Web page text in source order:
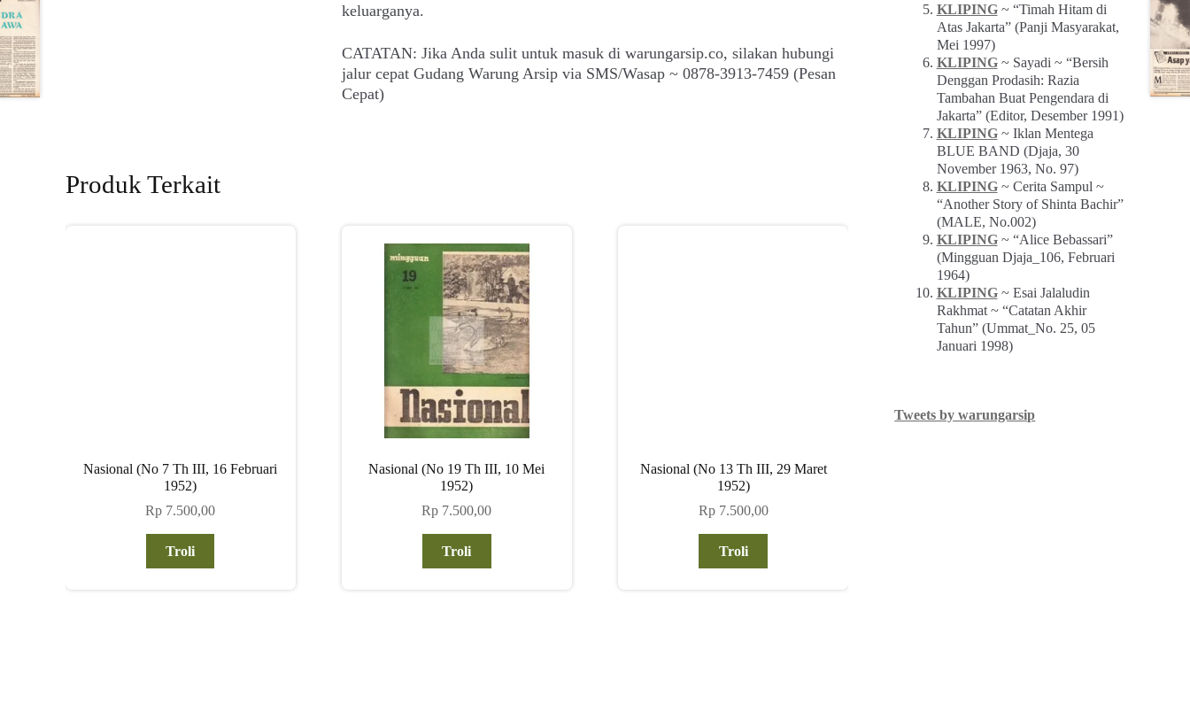
keluarganya.
CATATAN: Jika Anda sulit untuk masuk di warungarsip.co, silakan hubungi
jalur cepat Gudang Warung Arsip via SMS/Wasap ~ 0878-3913-7459 (Pesan
Cepat)
Produk Terkait
Nasional (No 7 Th III, 16 Februari
1952)
Rp 7.500,00
Troli
Nasional (No 19 Th III, 10 Mei
1952)
Rp 7.500,00
Troli
Nasional (No 13 Th III, 29 Maret
1952)
Rp7.500,00
Troli
KLIPING~ “Timah Hitam di
Atas Jakarta” (Panji Masyarakat,
Mei 1997)
KLIPING~ Sayadi ~ “Bersih
Denggan Prodasih: Razia
Tambahan Buat Pengendara di
Jakarta” (Editor, Desember 1991)
KLIPING~ Iklan Mentega
BLUE BAND (Djaja, 30
November 1963, No. 97)
KLIPING~ Cerita Sampul ~
“Another Story of Shinta Bachir”
(MALE, No.002)
KLIPING~ “Alice Bebassari”
(Mingguan Djaja_106, Februari
1964)
KLIPING~ Esai Jalaludin
Rakhmat ~ “Catatan Akhir
Tahun” (Ummat_No. 25, 05
Januari 1998)
Tweets by warungarsip